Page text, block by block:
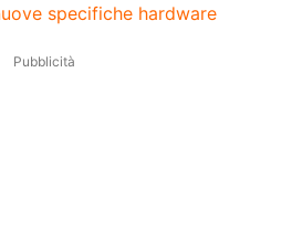
specifiche hardware
Pubblicità